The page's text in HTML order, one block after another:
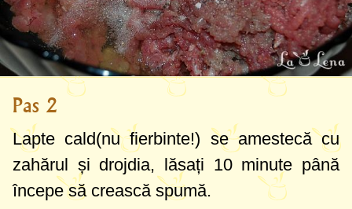
Pas 2
Lapte cald(nu fierbinte!) se amestecă cu
zahărul și drojdia, lăsați 10 minute până
începe să crească spumă.